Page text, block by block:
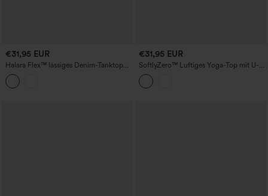
€31,95 EUR
Halara Flex™ lässiges Denim-Tanktop
mit U-Ausschnitt und Tasche
€31,95 EUR
SoftlyZero™ Luftiges Yoga-Top mit U-
Boot-Ausschnitt, Cut-out, integriertem
BH, Raffung und Cool-Touch